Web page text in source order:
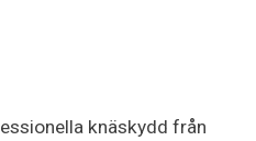
knäskydd från